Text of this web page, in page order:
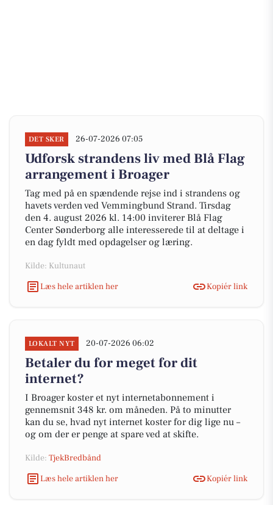
DET SKER 26-07-2026 07:05
Udforsk strandens liv med Blå Flag
arrangement i Broager
Tag med på en spændende rejse ind i strandens og
havets verden ved Vemmingbund Strand. Tirsdag
den 4. august 2026 kl. 14:00 inviterer Blå Flag
Center Sønderborg alle interesserede til at deltage i
en dag fyldt med opdagelser og læring.
Kilde: Kultunaut
Læs hele artiklen her
Kopiér link
LOKALT NYT 20-07-2026 06:02
Betaler du for meget for dit
internet?
I Broager koster et nyt internetabonnement i
gennemsnit 348 kr. om måneden. På to minutter
kan du se, hvad nyt internet koster for dig lige nu –
og om der er penge at spare ved at skifte.
Kilde: TjekBredbånd
Læs hele artiklen her
Kopiér link